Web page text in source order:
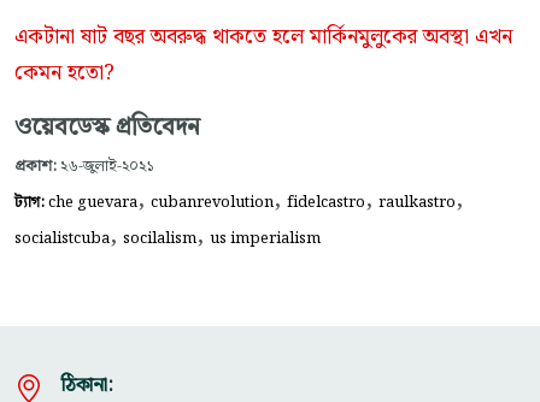
একটানা ষাট বছর অবরুদ্ধ থাকতে হলে মার্কিনমুলুকের অবস্থা এখন
কেমন হতো?
ওয়েবডেস্ক প্রতিবেদন
প্রকাশ: ২৬-জুলাই-২০২১
ট্যাগ:che guevara, cubanrevolution, fidelcastro, raulkastro,
socialistcuba, socilalism, us imperialism
ঠিকানা: